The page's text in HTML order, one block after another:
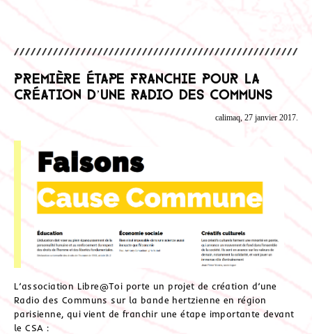
Première étape franchie pour la
création d’une Radio des Communs
calimaq, 27 janvier 2017.
L’association Libre@Toi porte un projet de création d’une
Radio des Communs sur la bande hertzienne en région
parisienne, qui vient de franchir une étape importante devant
le CSA :